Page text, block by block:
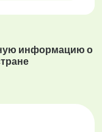
информацию о